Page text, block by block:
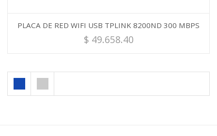
PLACA DE RED WIFI USB TPLINK 8200ND 300 MBPS
$ 49.658.40